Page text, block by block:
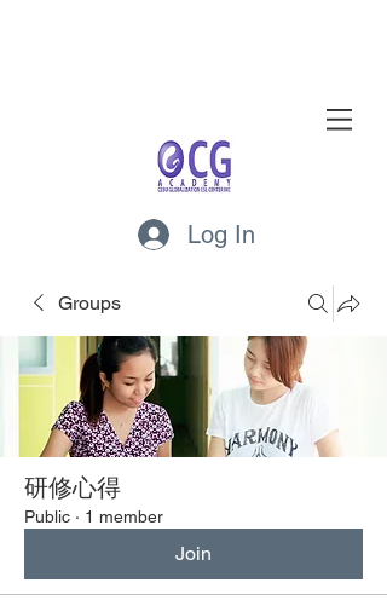
Log In
Groups
研修心得
Public · 1 member
Join